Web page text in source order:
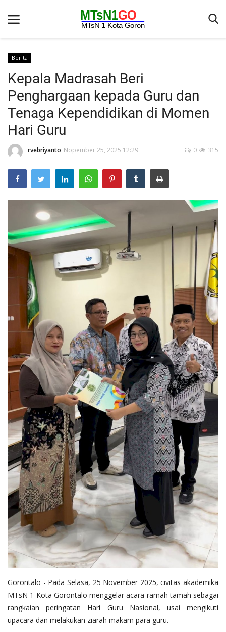
Beranda
Berita
Kontak
Galeri
OPINI
Syarat dan Ketentuan
Aplikasi
Pengumuman
Layanan Publik
Whistleblowing System
Tentang Kami
Berita
Kepala Madrasah Beri
Penghargaan kepada Guru dan
Tenaga Kependidikan di Momen
Hari Guru
rvebriyanto Nopember 25, 2025 12:29 315
0
Gorontalo - Pada Selasa, 25 November 2025, civitas akademika
MTsN 1 Kota Gorontalo menggelar acara ramah tamah sebagai
rangkaian peringatan Hari Guru Nasional, usai mengikuti
upacara dan melakukan ziarah makam para guru.